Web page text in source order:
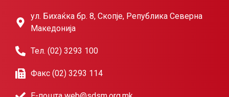
ул. Бихаќка бр. 8, Скопје, Република Северна
Македонија
Тел. (02) 3293 100
Факс (02) 3293 114